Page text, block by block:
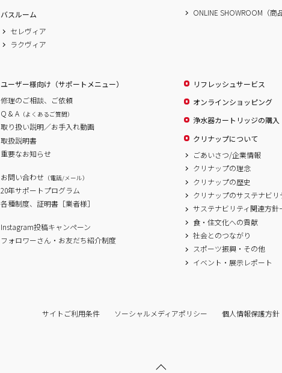
バスルーム
セレヴィア
ラクヴィア
ONLINE SHOWROOM（商
ユーザー様向け（サポートメニュー）
修理のご相談、ご依頼
Q & A （よくあるご質問）
取り扱い説明／お手入れ動画
取扱説明書
重要なお知らせ
お問い合わせ （電話/メール）
20年サポートプログラム
各種制度、証明書［業者様］
Instagram投稿キャンペーン
フォロワーさん・お友だち紹介制度
リフレッシュサービス
オンラインショッピング
浄水器カートリッジの購入
クリナップについて
ごあいさつ/企業情報
クリナップの理念
クリナップの歴史
クリナップのサステナビリ
サステナビリティ関連方針
食・住文化への貢献
社会とのつながり
スポーツ振興・その他
イベント・展示レポート
サイトご利用条件 ソーシャルメディアポリシー 個人情報保護方針